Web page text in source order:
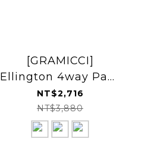
[GRAMICCI]
Ellington 4way Pant
長褲
NT$2,716
NT$3,880